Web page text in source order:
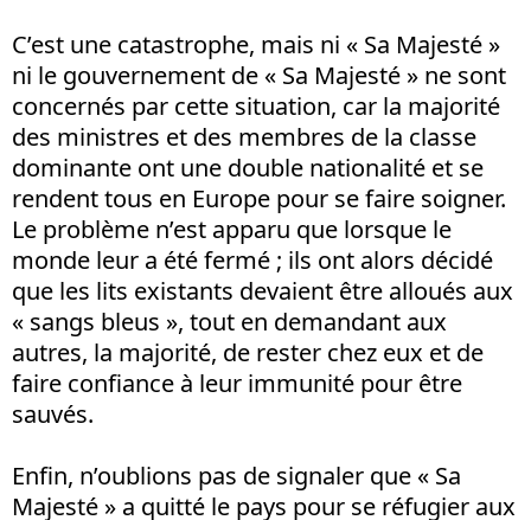
C’est une catastrophe, mais ni « Sa Majesté »
ni le gouvernement de « Sa Majesté » ne sont
concernés par cette situation, car la majorité
des ministres et des membres de la classe
dominante ont une double nationalité et se
rendent tous en Europe pour se faire soigner.
Le problème n’est apparu que lorsque le
monde leur a été fermé ; ils ont alors décidé
que les lits existants devaient être alloués aux
« sangs bleus », tout en demandant aux
autres, la majorité, de rester chez eux et de
faire confiance à leur immunité pour être
sauvés.
Enfin, n’oublions pas de signaler que « Sa
Majesté » a quitté le pays pour se réfugier aux